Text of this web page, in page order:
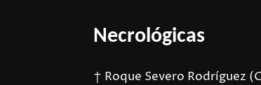
Necrológicas
† Roque Severo Rodríguez